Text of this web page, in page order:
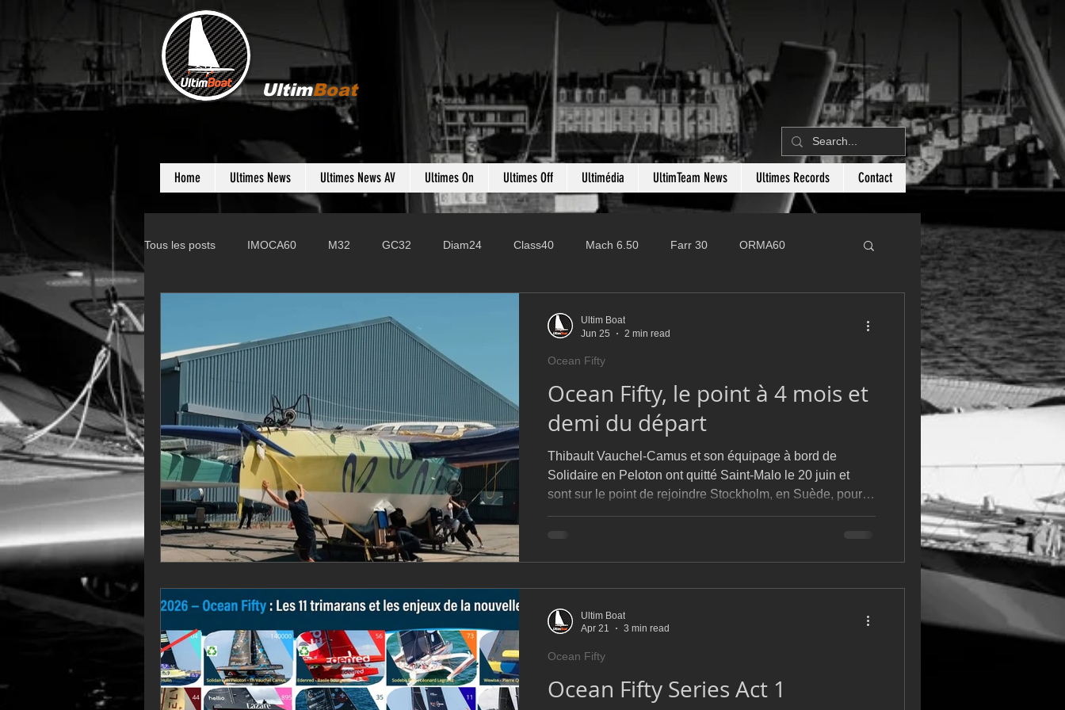
UltimBoat
Home Ultimes News Ultimes News AV Ultimes On Ultimes Off Ultimédia UltimTeam News Ultimes Records Contact
Tous les posts IMOCA60 M32 GC32 Diam24 Class40 Mach 6.50 Farr 30 ORMA60
VOR60 Class Rhum JMD54 Botin 52 Figaro 3
F18 TF35 Business AC75 Open 7.50
Ocean Fifty, le point à 4 mois et
demi du départ
Thibault Vauchel-Camus et son équipage à bord de
Solidaire en Peloton ont quitté Saint-Malo le 20 juin et
sont sur le point de rejoindre Stockholm, en Suède, pour la
fameuse Gotland Race, dont le départ sera donné le 28
laquelle les onze Ocean Fifty sont inscrits. Le départ sera
donné de Cherbourg le 11 juillet
Ocean Fifty
Ultim Boat
Jun 25
2 min read
Ocean Fifty Series Act 1
Ocean Fifty
Ultim Boat
Apr 21
3 min read